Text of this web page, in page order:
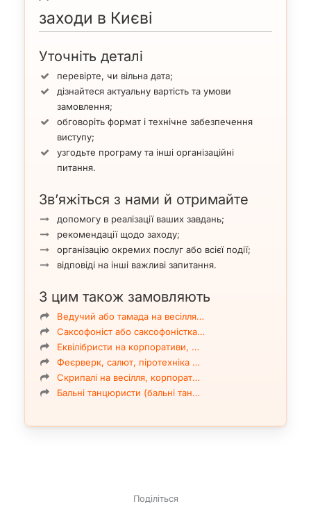
заходи в Києві
Уточніть деталі
перевірте, чи вільна дата;
дізнайтеся актуальну вартість та умови
замовлення;
обговоріть формат і технічне забезпечення
виступу;
узгодьте програму та інші організаційні
питання.
Зв’яжіться з нами й отримайте
допомогу в реалізації ваших завдань;
рекомендації щодо заходу;
організацію окремих послуг або всієї події;
відповіді на інші важливі запитання.
З цим також замовляють
Ведучий або тамада на весілля…
Саксофоніст або саксофоністка…
Еквілібристи на корпоративи, …
Феєрверк, салют, піротехніка …
Скрипалі на весілля, корпорат…
Бальні танцюристи (бальні тан…
Поділіться